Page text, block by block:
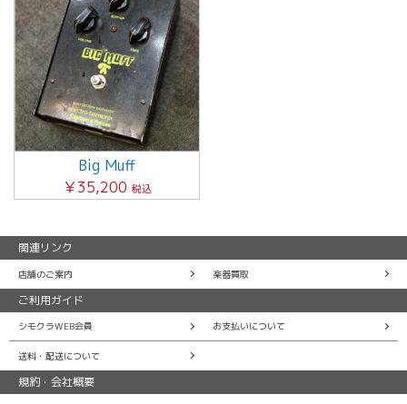
Big Muff
￥35,200 税込
関連リンク
店舗のご案内 楽器買取
ご利用ガイド
シモクラWEB会員 お支払いについて
送料・配送について
規約・会社概要